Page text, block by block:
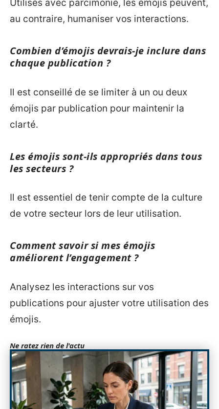
Utilisés avec parcimonie, les émojis peuvent,
au contraire, humaniser vos interactions.
Combien d’émojis devrais-je inclure dans
chaque publication ?
Il est conseillé de se limiter à un ou deux
émojis par publication pour maintenir la
clarté.
Les émojis sont-ils appropriés dans tous
les secteurs ?
Il est essentiel de tenir compte de la culture
de votre secteur lors de leur utilisation.
Comment savoir si mes émojis
améliorent l’engagement ?
Analysez les interactions sur vos
publications pour ajuster votre utilisation des
émojis.
Ne ratez rien de l'actu